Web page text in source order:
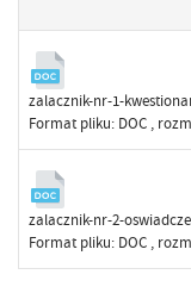
zalacznik-nr-1-
Format pliku: DOC ,
zalacznik-nr-2-
Format pliku: DOC ,